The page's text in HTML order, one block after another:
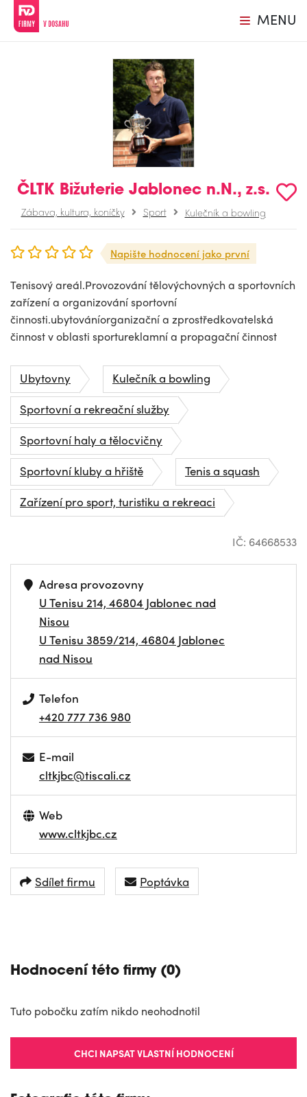
MENU
ČLTK Bižuterie Jablonec n.N., z.s.
Zábava, kultura, koníčky Sport Kulečník a bowling
Napište hodnocení jako první
Tenisový areál.Provozování tělovýchovných a sportovních
zařízení a organizování sportovní
činnosti.ubytováníorganizační a zprostředkovatelská
činnost v oblasti sportureklamní a propagační činnost
Ubytovny
Kulečník a bowling
Sportovní a rekreační služby
Sportovní haly a tělocvičny
Sportovní kluby a hřiště
Tenis a squash
Zařízení pro sport, turistiku a rekreaci
IČ: 64668533
Adresa provozovny
U Tenisu 214, 46804 Jablonec nad
Nisou
U Tenisu 3859/214, 46804 Jablonec
nad Nisou
Telefon
+420 777 736 980
E-mail
cltkjbc@tiscali.cz
Web
www.cltkjbc.cz
Sdílet firmu Poptávka
Hodnocení této firmy (0)
Tuto pobočku zatím nikdo neohodnotil
CHCI NAPSAT VLASTNÍ HODNOCENÍ